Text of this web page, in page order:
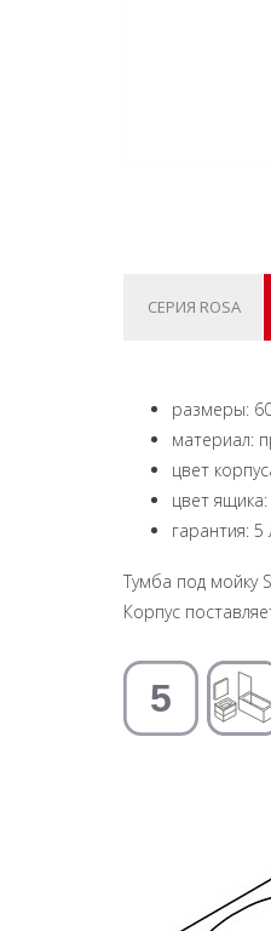
СЕРИЯ ROSA
размеры:
материал:
цвет
цвет
гарантия: 5
Тумба под мойку
Корпус